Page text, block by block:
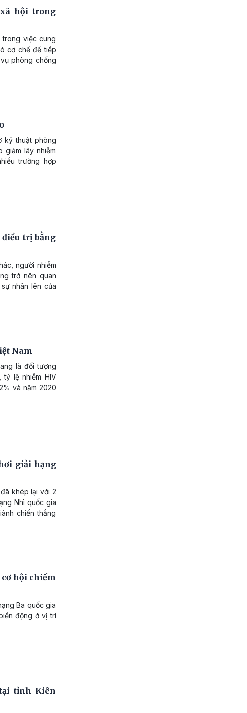
hội trong
việc cung
cơ chế để tiếp
phòng chống
kỹ thuật phòng
giảm lây nhiễm
trường hợp
trị bằng
người nhiễm
trở nên quan
nhân lên của
Nam
là đối tượng
tỷ lệ nhiễm HIV
và năm 2020
giải hạng
khép lại với 2
Nhì quốc gia
chiến thắng
hội chiếm
Ba quốc gia
động ở vị trí
tỉnh Kiên